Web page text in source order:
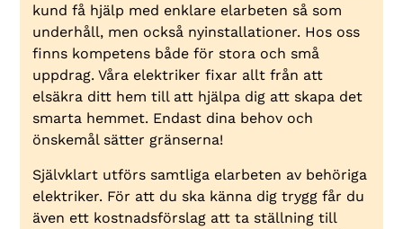
kund få hjälp med enklare elarbeten så som
underhåll, men också nyinstallationer. Hos oss
finns kompetens både för stora och små
uppdrag. Våra elektriker fixar allt från att
elsäkra ditt hem till att hjälpa dig att skapa det
smarta hemmet. Endast dina behov och
önskemål sätter gränserna!
Självklart utförs samtliga elarbeten av behöriga
elektriker. För att du ska känna dig trygg får du
även ett kostnadsförslag att ta ställning till